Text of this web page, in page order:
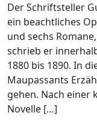
Der Schriftsteller
ein beachtliches
und sechs
schrieb er
1880 bis 1890. In
Maupassants
gehen. Nach einer
Novelle […]